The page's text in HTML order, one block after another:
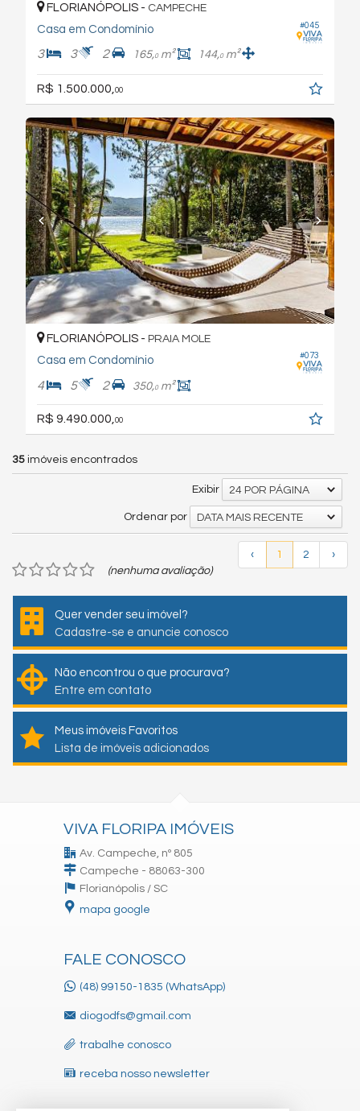
#045
FLORIANÓPOLIS - CAMPECHE
Casa em Condomínio
3 3 2 165,0m² 144,0m²
R$ 1.500.000, 00
#073
FLORIANÓPOLIS - PRAIA MOLE
Casa em Condomínio
4 5 2 350,0m²
R$ 9.490.000, 00
35 imóveis encontrados
Exibir 24 POR PÁGINA
Ordenar por DATA MAIS RECENTE
‹ 1 2
›
(nenhuma avaliação)
Quer vender seu imóvel?
Cadastre-se e anuncie conosco
Não encontrou o que procurava?
Entre em contato
Meus imóveis Favoritos
Lista de imóveis adicionados
VIVA FLORIPA IMÓVEIS
Av. Campeche, nº 805
Campeche - 88063-300
Florianópolis / SC
mapa google
FALE CONOSCO
(48) 99150-1835 (WhatsApp)
diogodfs@gmail.com
trabalhe conosco
receba nosso newsletter